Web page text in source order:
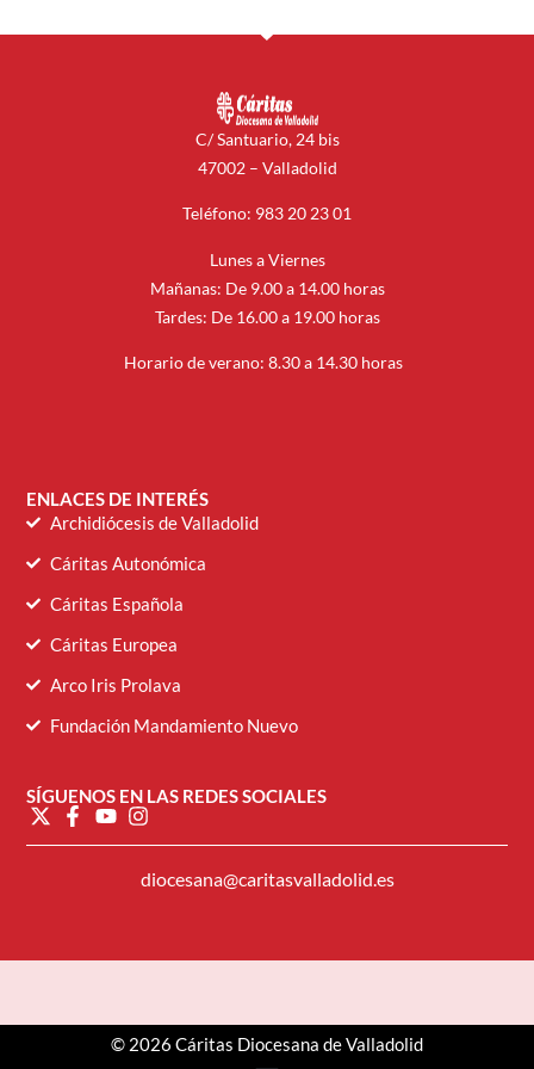
C/ Santuario, 24 bis
47002 – Valladolid
Teléfono: 983 20 23 01
Lunes a Viernes
Mañanas: De 9.00 a 14.00 horas
Tardes: De 16.00 a 19.00 horas
Horario de verano: 8.30 a 14.30 horas
ENLACES DE INTERÉS
Archidiócesis de Valladolid
Cáritas Autonómica
Cáritas Española
Cáritas Europea
Arco Iris Prolava
Fundación Mandamiento Nuevo
SÍGUENOS EN LAS REDES SOCIALES
diocesana@caritasvalladolid.es
© 2026 Cáritas Diocesana de Valladolid